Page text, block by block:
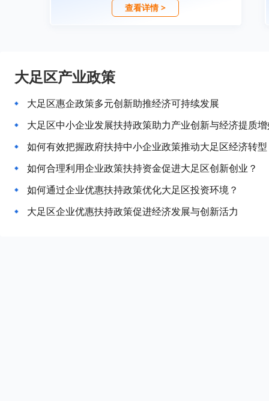
查看详情 >
大足区产业政策
大足区惠企政策多元创新助推经济可持续发展
大足区中小企业发展扶持政策助力产业创新与经济提质
如何有效把握政府扶持中小企业政策推动大足区经济转
如何合理利用企业政策扶持资金促进大足区创新创业？
如何通过企业优惠扶持政策优化大足区投资环境？
大足区企业优惠扶持政策促进经济发展与创新活力